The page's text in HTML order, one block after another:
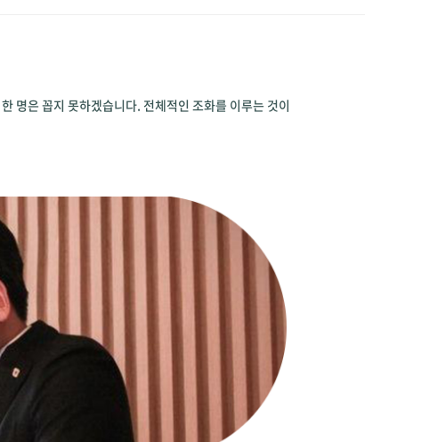
명은 꼽지 못하겠습니다. 전체적인 조화를 이루는 것이